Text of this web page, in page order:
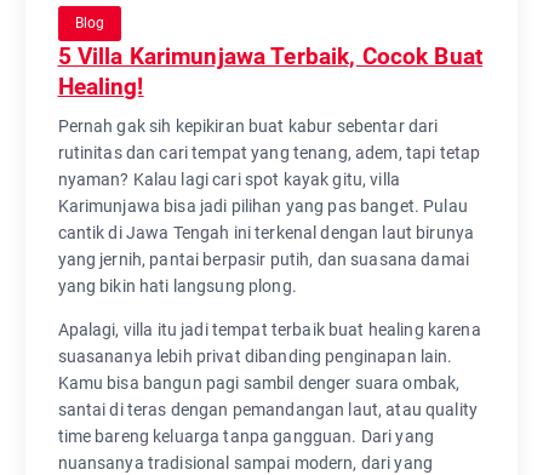
Blog
5 Villa Karimunjawa Terbaik, Cocok Buat
Healing!
Pernah gak sih kepikiran buat kabur sebentar dari
rutinitas dan cari tempat yang tenang, adem, tapi tetap
nyaman? Kalau lagi cari spot kayak gitu, villa
Karimunjawa bisa jadi pilihan yang pas banget. Pulau
cantik di Jawa Tengah ini terkenal dengan laut birunya
yang jernih, pantai berpasir putih, dan suasana damai
yang bikin hati langsung plong.
Apalagi, villa itu jadi tempat terbaik buat healing karena
suasananya lebih privat dibanding penginapan lain.
Kamu bisa bangun pagi sambil denger suara ombak,
santai di teras dengan pemandangan laut, atau quality
time bareng keluarga tanpa gangguan. Dari yang
nuansanya tradisional sampai modern, dari yang